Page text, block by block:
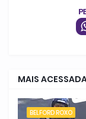
MAIS
BELFORD ROXO